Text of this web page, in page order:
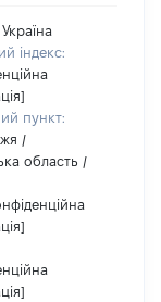
Україна
індекс:
пункт:
/
область /